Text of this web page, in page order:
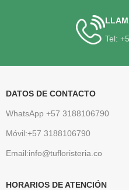
Tel:
DATOS DE CONTACTO
WhatsApp +57 3188106790
Móvil:+57 3188106790
Email:info@tufloristeria.co
HORARIOS DE ATENCIÓN